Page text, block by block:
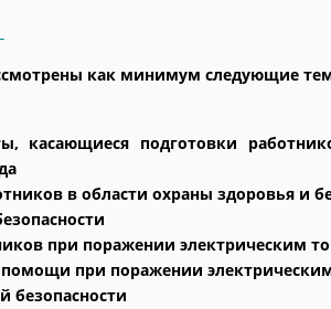
как минимум следующие
касающиеся подготовки
в области охраны здоровья и
при поражении электрическим
при поражении
безопасности